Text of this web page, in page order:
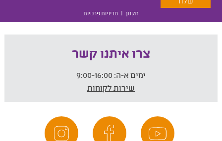
תקנון | מדיניות פרטיות
צרו איתנו קשר
ימים א-ה:
שירות לקוחות